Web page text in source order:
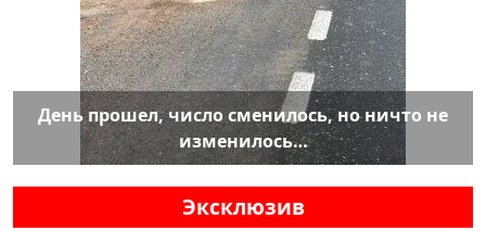
День прошел, число сменилось, но ничто не
изменилось…
Эксклюзив